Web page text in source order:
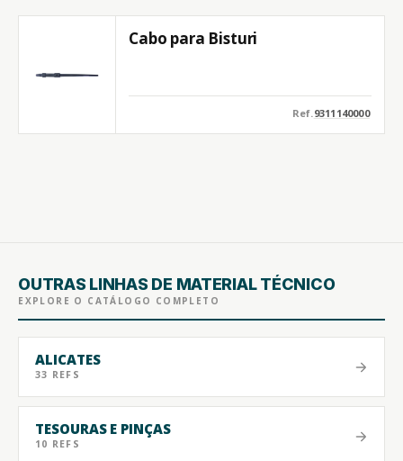
Cabo para Bisturi
Ref.9311140000
OUTRAS LINHAS DE MATERIAL TÉCNICO
EXPLORE O CATÁLOGO COMPLETO
ALICATES
33 REFS
TESOURAS E PINÇAS
10 REFS